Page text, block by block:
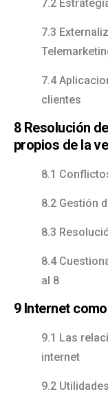
7.2
7.3
7.4
clientes
8 Resolución
propios de la
8.1
8.2 Gestión
8.3
8.4
al 8
9 Internet
9.1 Las
internet
9.2